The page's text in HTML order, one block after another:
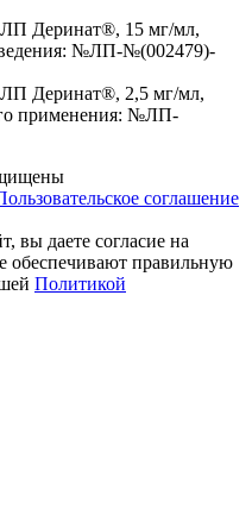
ЛП Деринат®, 15 мг/мл,
№ЛП-№(002479)-
ЛП Деринат®, 2,5 мг/мл,
применения: №ЛП-
соглашение
вы даете согласие на
обеспечивают правильную
Политикой